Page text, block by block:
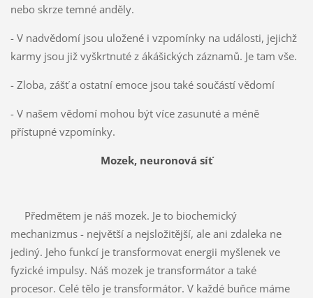
nebo skrze temné anděly.
- V nadvědomí jsou uložené i vzpomínky na události, jejichž
karmy jsou již vyškrtnuté z ákášických záznamů. Je tam vše.
- Zloba, zášť a ostatní emoce jsou také součástí vědomí
- V našem vědomí mohou být více zasunuté a méně
přístupné vzpomínky.
Mozek, neuronová síť
Předmětem je náš mozek. Je to biochemický
mechanizmus - největší a nejsložitější, ale ani zdaleka ne
jediný. Jeho funkcí je transformovat energii myšlenek ve
fyzické impulsy. Náš mozek je transformátor a také
procesor. Celé tělo je transformátor. V každé buňce máme